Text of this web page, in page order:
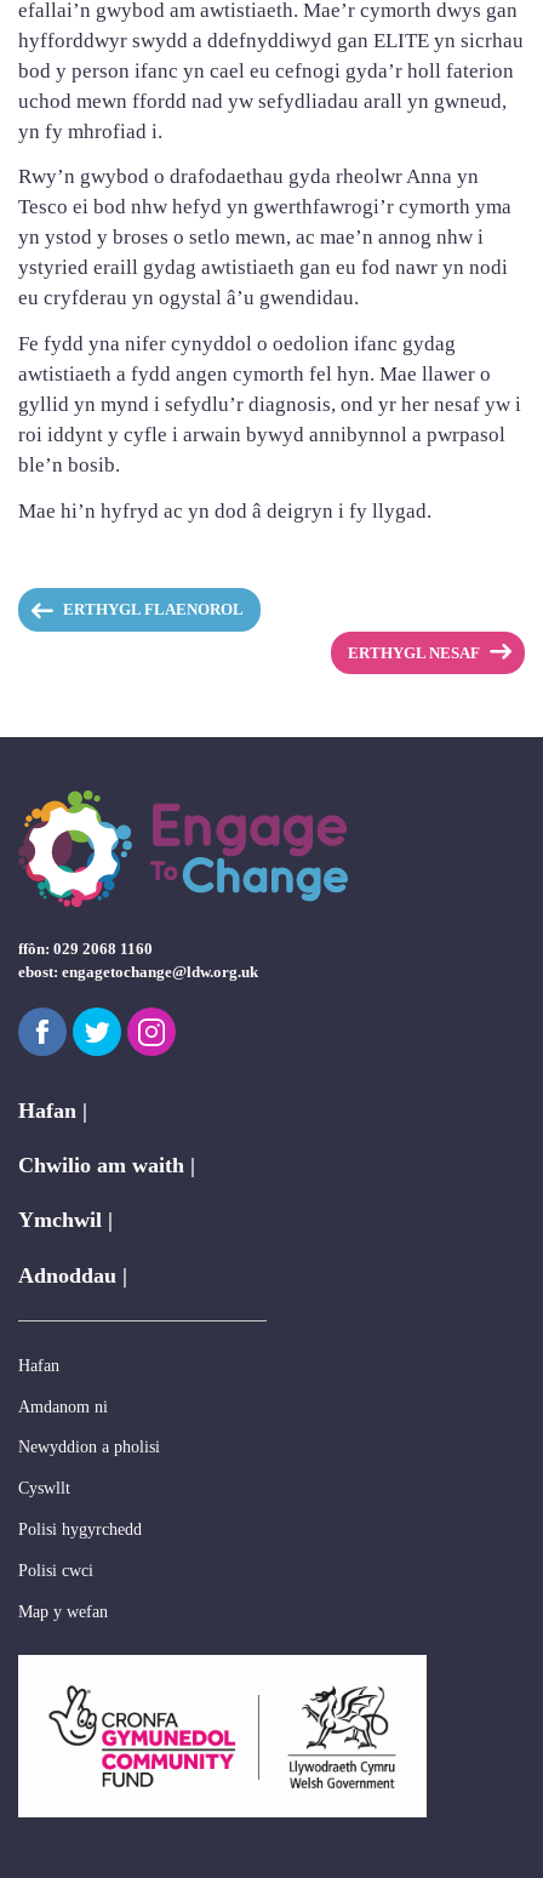
efallai’n gwybod am awtistiaeth. Mae’r cymorth dwys gan
hyfforddwyr swydd a ddefnyddiwyd gan ELITE yn sicrhau
bod y person ifanc yn cael eu cefnogi gyda’r holl faterion
uchod mewn ffordd nad yw sefydliadau arall yn gwneud,
yn fy mhrofiad i.
Rwy’n gwybod o drafodaethau gyda rheolwr Anna yn
Tesco ei bod nhw hefyd yn gwerthfawrogi’r cymorth yma
yn ystod y broses o setlo mewn, ac mae’n annog nhw i
ystyried eraill gydag awtistiaeth gan eu fod nawr yn nodi
eu cryfderau yn ogystal â’u gwendidau.
Fe fydd yna nifer cynyddol o oedolion ifanc gydag
awtistiaeth a fydd angen cymorth fel hyn. Mae llawer o
gyllid yn mynd i sefydlu’r diagnosis, ond yr her nesaf yw i
roi iddynt y cyfle i arwain bywyd annibynnol a pwrpasol
ble’n bosib.
Mae hi’n hyfryd ac yn dod â deigryn i fy llygad.
ERTHYGL FLAENOROL
ERTHYGL NESAF
ffôn: 029 2068 1160
ebost: engagetochange@ldw.org.uk
FacebookTwitterInstagram
Hafan |
Chwilio am waith |
Ymchwil |
Adnoddau |
Hafan
Amdanom ni
Newyddion a pholisi
Cyswllt
Polisi hygyrchedd
Polisi cwci
Map y wefan